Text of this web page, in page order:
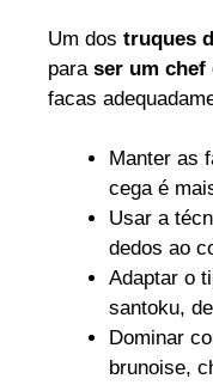
Um dos truques
para ser um chef
facas
Manter as
cega é
Usar a
dedos ao
Adaptar o
santoku,
Dominar
brunoise,